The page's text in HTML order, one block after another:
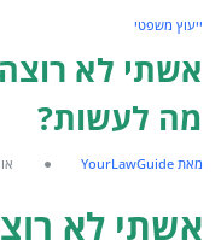
ייעוץ משפטי
אשתי לא
מה לעשות?
מאת YourLawGuide
אשתי לא